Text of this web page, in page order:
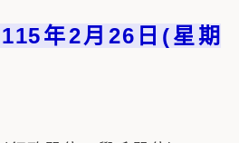
115年2月26日(星期